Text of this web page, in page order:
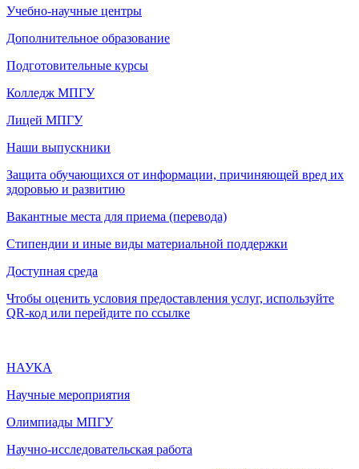
Учебно-научные центры
Дополнительное образование
Подготовительные курсы
Колледж МПГУ
Лицей МПГУ
Наши выпускники
Защита обучающихся от информации, причиняющей вред их
здоровью и развитию
Вакантные места для приема (перевода)
Стипендии и иные виды материальной поддержки
Доступная среда
Чтобы оценить условия предоставления услуг, используйте
QR-код или перейдите по ссылке
НАУКА
Научные мероприятия
Олимпиады МПГУ
Научно-исследовательская работа